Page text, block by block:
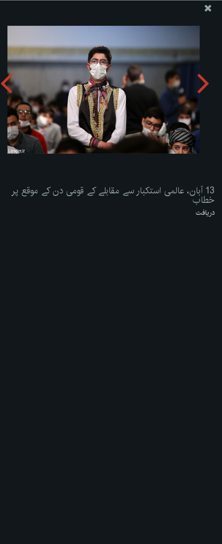
13 آبان، عالمی استکبار سے مقابلے کے قومی دن کے موقع پر
خطاب
تصویری البم دریافت کریں:zip
13 آبان، عالمی استکبار سے مقابلے کے قومی دن کے موقع پر
خطاب
دریافت